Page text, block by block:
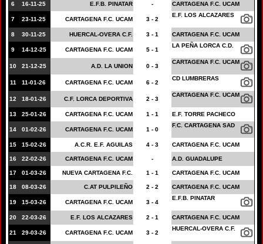
6 16-11-25 E.F.B. PINATAR - CARTAGENA F.C. UCAM
7 23-11-25 CARTAGENA F.C. UCAM 3 - 2
E.F. LOS ALCAZARES
8 30-11-25 HUERCAL-OVERA C.F. 3 - 1 CARTAGENA F.C. UCAM
9 14-12-25 CARTAGENA F.C. UCAM 5 - 1
LA PEÑA LORCA C.D.
10 21-12-25 A.D. LA UNION 0 - 3
CARTAGENA F.C. UCAM
11 11-01-26 CARTAGENA F.C. UCAM 6 - 2
CD LUMBRERAS
12 18-01-26 C.F. LORCA DEPORTIVA 2 - 3
CARTAGENA F.C. UCAM
13 25-01-26 CARTAGENA F.C. UCAM 1 - 1 E.F. TORRE PACHECO
14 01-02-26 CARTAGENA F.C. UCAM 1 - 0
F.C. CARTAGENA SAD
15 15-02-26 A.C.R. E.F. AGUILAS 4 - 3 CARTAGENA F.C. UCAM
16 22-02-26 CARTAGENA F.C. UCAM - A.D. GUADALUPE
17 01-03-26 NUEVA CARTAGENA F.C. 1 - 1 CARTAGENA F.C. UCAM
18 08-03-26 C.AT PULPILEÑO 2 - 2 CARTAGENA F.C. UCAM
19 15-03-26 CARTAGENA F.C. UCAM 3 - 4
E.F.B. PINATAR
20 22-03-26 E.F. LOS ALCAZARES 2 - 1 CARTAGENA F.C. UCAM
21 29-03-26 CARTAGENA F.C. UCAM 3 - 2
HUERCAL-OVERA C.F.